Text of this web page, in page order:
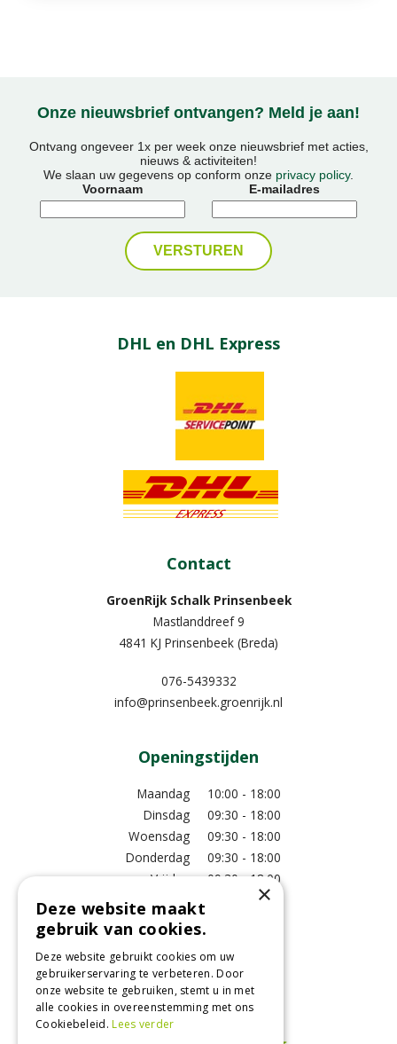
Onze nieuwsbrief ontvangen? Meld je aan!
Ontvang ongeveer 1x per week onze nieuwsbrief met acties,
nieuws & activiteiten!
We slaan uw gegevens op conform onze privacy policy.
Voornaam
E-mailadres
DHL en DHL Express
Contact
GroenRijk Schalk Prinsenbeek
Mastlanddreef 9
4841 KJ Prinsenbeek (Breda)
076-5439332
info@prinsenbeek.groenrijk.nl
Openingstijden
Maandag
10:00 - 18:00
Dinsdag
09:30 - 18:00
Woensdag
09:30 - 18:00
Donderdag
09:30 - 18:00
Vrijdag
09:30 - 18:00
Zaterdag
09:00 - 17:00
Zondag
Bekijk extra openingstijden
Bezoek ons!
×
Deze website maakt
gebruik van cookies.
Deze website gebruikt cookies om uw
gebruikerservaring te verbeteren. Door
onze website te gebruiken, stemt u in met
alle cookies in overeenstemming met ons
Cookiebeleid.Lees verder